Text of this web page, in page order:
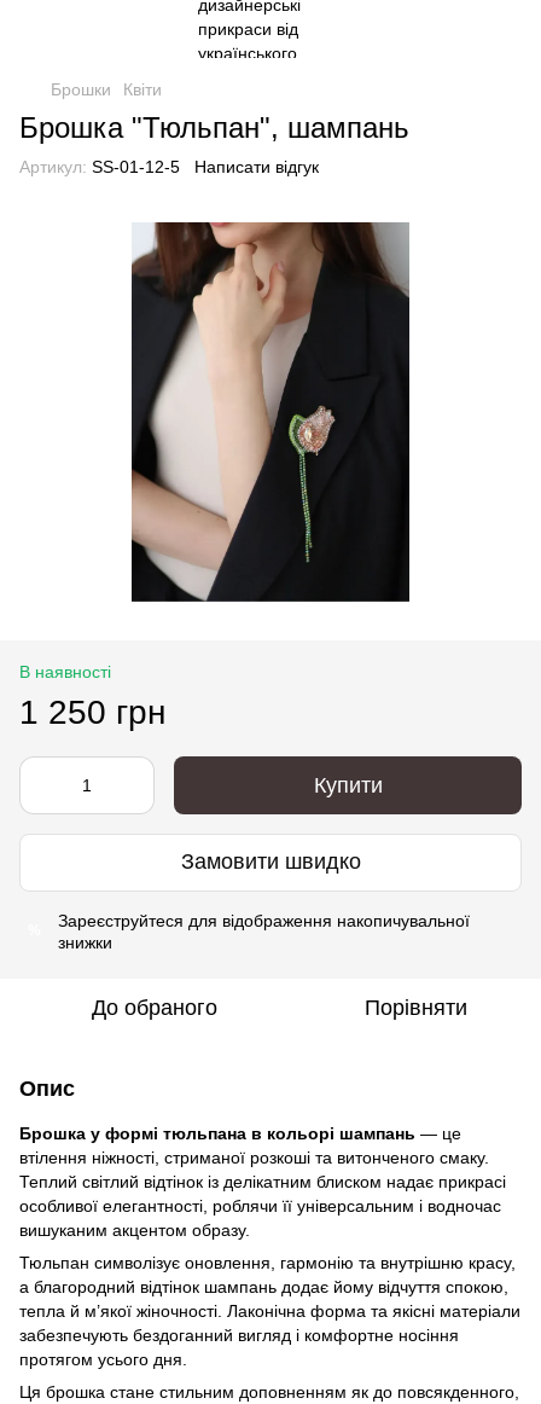
Брошки Квіти
Брошка "Тюльпан", шампань
Артикул: SS-01-12-5 Написати відгук
В наявності
1 250 грн
Купити
Замовити швидко
Зареєструйтеся для відображення накопичувальної
знижки
До обраного Порівняти
Опис
Брошка у формі тюльпана в кольорі шампань — це
втілення ніжності, стриманої розкоші та витонченого смаку.
Теплий світлий відтінок із делікатним блиском надає прикрасі
особливої елегантності, роблячи її універсальним і водночас
вишуканим акцентом образу.
Тюльпан символізує оновлення, гармонію та внутрішню красу,
а благородний відтінок шампань додає йому відчуття спокою,
тепла й м’якої жіночності. Лаконічна форма та якісні матеріали
забезпечують бездоганний вигляд і комфортне носіння
протягом усього дня.
Ця брошка стане стильним доповненням як до повсякденного,